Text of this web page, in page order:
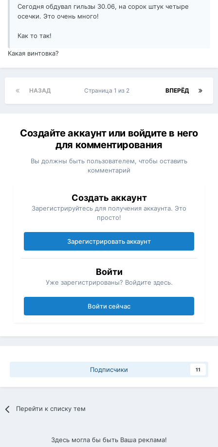
Сегодня обдувал гильзы 30.06, на сорок штук четыре
осечки. Это очень много!
Как то так!
Какая винтовка?
НАЗАД ВПЕРЁД
Страница 1 из 2
Создайте аккаунт или войдите в него
для комментирования
Вы должны быть пользователем, чтобы оставить
комментарий
Создать аккаунт
Зарегистрируйтесь для получения аккаунта. Это
просто!
Зарегистрировать аккаунт
Войти
Уже зарегистрированы? Войдите здесь.
Войти сейчас
Подписчики 11
Перейти к списку тем
Здесь могла бы быть Ваша реклама!